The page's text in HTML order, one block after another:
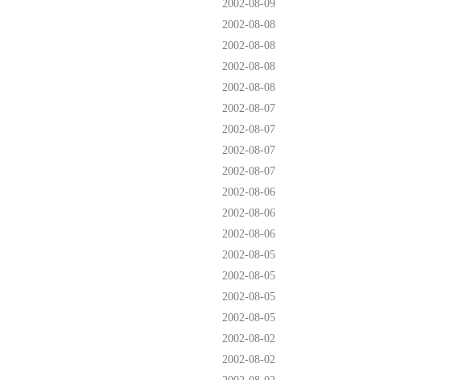
2002-08-09
2002-08-08
2002-08-08
2002-08-08
2002-08-08
2002-08-07
2002-08-07
2002-08-07
2002-08-07
2002-08-06
2002-08-06
2002-08-06
2002-08-05
2002-08-05
2002-08-05
2002-08-05
2002-08-02
2002-08-02